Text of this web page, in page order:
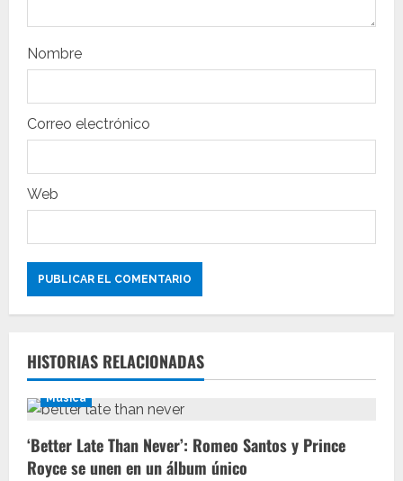
r
a
d
a
s
Nombre
Correo electrónico
Web
HISTORIAS RELACIONADAS
Música
‘Better Late Than Never’: Romeo Santos y Prince
Royce se unen en un álbum único